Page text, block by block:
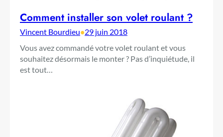
Comment installer son volet roulant ?
Vincent Bourdieu•29 juin 2018
Vous avez commandé votre volet roulant et vous
souhaitez désormais le monter ? Pas d’inquiétude, il
est tout…